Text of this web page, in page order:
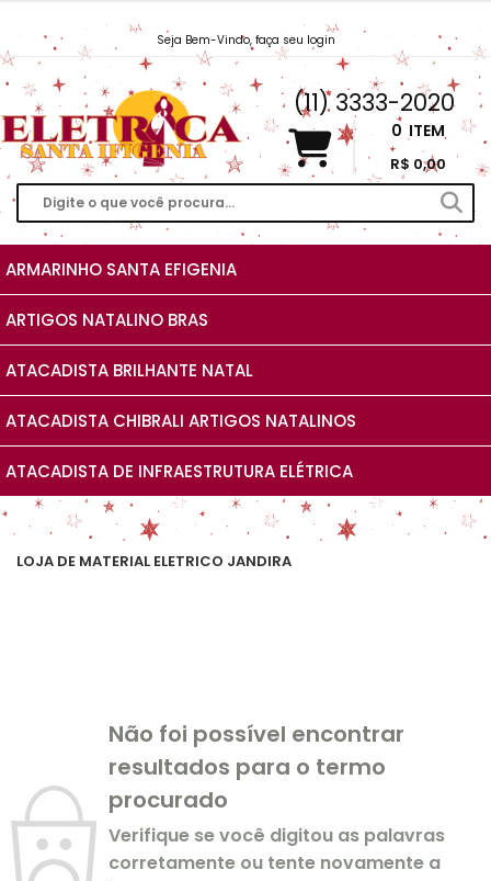
Seja Bem-Vindo, faça seu login
Vendas@EletricaSantaIfigenia.com.br
(11) 3333-2020
0 ITEM
R$ 0,00
ARMARINHO SANTA EFIGENIA
ARTIGOS NATALINO BRAS
ATACADISTA BRILHANTE NATAL
ATACADISTA CHIBRALI ARTIGOS NATALINOS
ATACADISTA DE INFRAESTRUTURA ELÉTRICA
LOJA DE MATERIAL ELETRICO JANDIRA
Não foi possível encontrar
resultados para o termo
procurado
Verifique se você digitou as palavras
corretamente ou tente novamente a